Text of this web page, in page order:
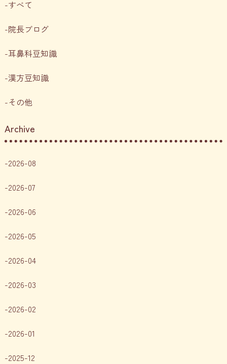
すべて
院長ブログ
耳鼻科豆知識
漢方豆知識
その他
Archive
2026-08
2026-07
2026-06
2026-05
2026-04
2026-03
2026-02
2026-01
2025-12